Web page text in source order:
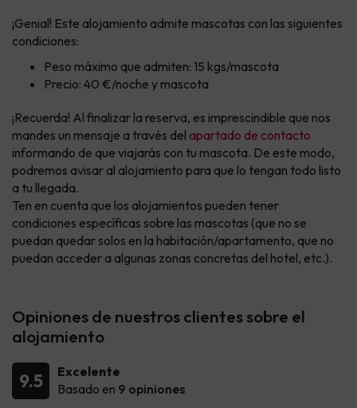
¡Genial! Este alojamiento admite mascotas con las siguientes
condiciones:
Peso máximo que admiten: 15 kgs/mascota
Precio: 40 €/noche y mascota
¡Recuerda! Al finalizar la reserva, es imprescindible que nos
mandes un mensaje a través del apartado de contacto
informando de que viajarás con tu mascota. De este modo,
podremos avisar al alojamiento para que lo tengan todo listo
a tu llegada.
Ten en cuenta que los alojamientos pueden tener
condiciones específicas sobre las mascotas (que no se
puedan quedar solos en la habitación/apartamento, que no
puedan acceder a algunas zonas concretas del hotel, etc.).
Opiniones de nuestros clientes sobre el
alojamiento
9.5
Excelente
Basado en 9 opiniones